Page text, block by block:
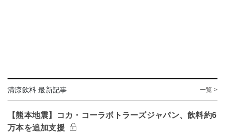
清涼飲料 最新記事 一覧 >
【熊本地震】コカ・コーラボトラーズジャパン、飲料約6
万本を追加支援